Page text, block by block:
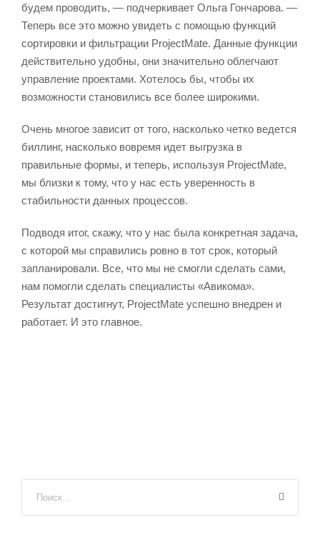
будем проводить, — подчеркивает Ольга Гончарова. —
Теперь все это можно увидеть с помощью функций
сортировки и фильтрации ProjectMate. Данные функции
действительно удобны, они значительно облегчают
управление проектами. Хотелось бы, чтобы их
возможности становились все более широкими.
Очень многое зависит от того, насколько четко ведется
биллинг, насколько вовремя идет выгрузка в
правильные формы, и теперь, используя ProjectMate,
мы близки к тому, что у нас есть уверенность в
стабильности данных процессов.
Подводя итог, скажу, что у нас была конкретная задача,
с которой мы справились ровно в тот срок, который
запланировали. Все, что мы не смогли сделать сами,
нам помогли сделать специалисты «Авикома».
Результат достигнут, ProjectMate успешно внедрен и
работает. И это главное.